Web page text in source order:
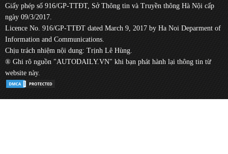
Giấy phép số 916/GP-TTĐT, Sở Thông tin và Truyền thông Hà Nội cấp
ngày 09/3/2017.
Licence No. 916/GP-TTĐT dated March 9, 2017 by Ha Noi Deparment of
Information and Communications.
Chịu trách nhiệm nội dung: Trịnh Lê Hùng.
® Ghi rõ nguồn "AUTODAILY.VN" khi bạn phát hành lại thông tin từ
website này.